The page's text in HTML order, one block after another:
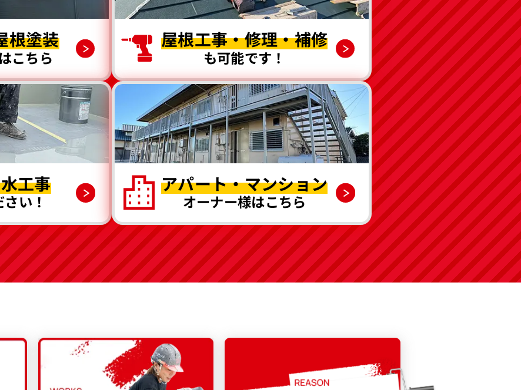
根塗装
こちら
屋根工事・修理・補修
も可能です！
工事
い！
アパート・マンション
オーナー様はこちら